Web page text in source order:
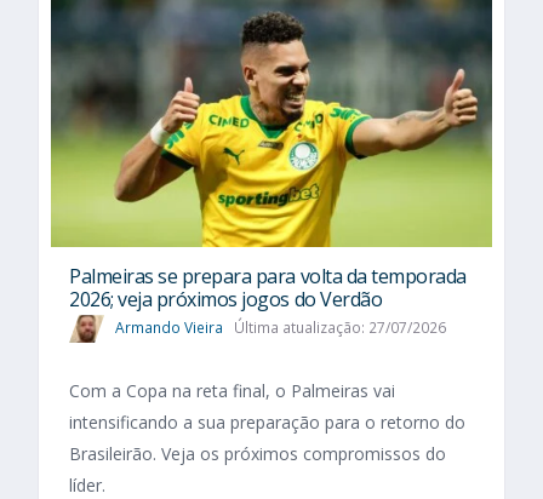
Palmeiras se prepara para volta da temporada
2026; veja próximos jogos do Verdão
Armando Vieira Última atualização: 27/07/2026
Com a Copa na reta final, o Palmeiras vai
intensificando a sua preparação para o retorno do
Brasileirão. Veja os próximos compromissos do
líder.